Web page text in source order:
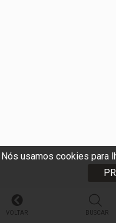
Nós usamos cookies para
VOLTAR BUSCAR